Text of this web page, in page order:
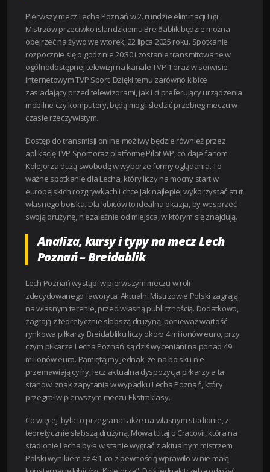
Pierwszy mecz Lecha Poznań w 2. rundzie eliminacji Ligi
Mistrzów przeciwko islandzkiemu Breiðablik będzie można
obejrzeć na żywo we wtorek, 22 lipca 2025 roku. Spotkanie
rozpocznie się o godzinie 20:30 i zostanie transmitowane w
ogólnodostępnej telewizji na kanale TVP 1 oraz w serwisie
internetowym TVP Sport. Dzięki temu zarówno kibice
zasiadający przed telewizorami, jak i ci preferujący urządzenia
mobilne czy komputery, będą mogli śledzić przebieg meczu w
czasie rzeczywistym.
Dostęp do transmisji online możliwy będzie również przez
aplikację TVP Sport oraz platformę Pilot WP, co daje fanom
Kolejorza dużą swobodę w wyborze formy oglądania. To
ważne spotkanie dla Lecha, który liczy na mocny start w
europejskich rozgrywkach i chce jak najlepiej wykorzystać atut
własnego boiska. Dla kibiców to idealna okazja, by wesprzeć
swoją drużynę, niezależnie od miejsca, w którym się znajdują.
Analiza, kursy i typy na mecz Lech
Poznań – Breidablik
Lech Poznań wystąpi w pierwszym meczu w roli
zdecydowanego faworyta. Aktualni Mistrzowie Polski zagrają
na własnym terenie, przed własną publicznością. Dodatkowo,
zagrają z teoretycznie słabszą drużyną, ponieważ wartość
rynkowa piłkarzy Breidabliku liczy około 4 milionów euro, przy
czym piłkarze Lecha Poznań są dziś wyceniani na ponad 49
milionów euro. Pamiętajmy jednak, że na boisku nie
przemawiają cyfry, lecz aktualna dyspozycja piłkarzy a ta
stanowi znak zapytania w wypadku Lecha Poznań, który
przegrał w pierwszym meczu Ekstraklasy.
Co więcej, była to przegrana także na własnym stadionie, z
teoretycznie słabszą drużyną. Mowa tutaj o Cracovii, która na
stadionie Lecha była w stanie wygrać z aktualnym mistrzem
Polski wynikiem aż 4:1, co z pewnością wprawiło w nie małą